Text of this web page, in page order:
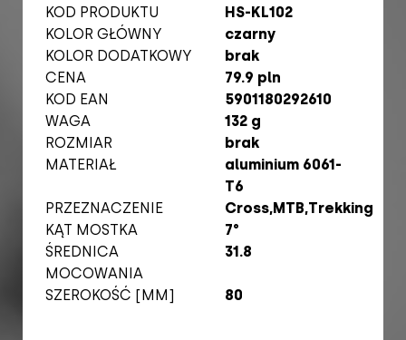
KOD PRODUKTU
HS-KL102
KOLOR GŁÓWNY
czarny
KOLOR DODATKOWY
brak
CENA
79.9 pln
KOD EAN
5901180292610
WAGA
132 g
ROZMIAR
brak
MATERIAŁ
aluminium 6061-
T6
PRZEZNACZENIE
Cross,MTB,Trekking
KĄT MOSTKA
7°
ŚREDNICA
MOCOWANIA
31.8
SZEROKOŚĆ [MM] 80